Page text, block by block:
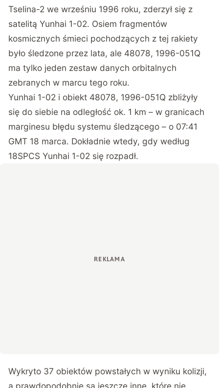
Tselina-2 we wrześniu 1996 roku, zderzył się z
satelitą Yunhai 1-02. Osiem fragmentów
kosmicznych śmieci pochodzących z tej rakiety
było śledzone przez lata, ale 48078, 1996-051Q
ma tylko jeden zestaw danych orbitalnych
zebranych w marcu tego roku.
Yunhai 1-02 i obiekt 48078, 1996-051Q zbliżyły
się do siebie na odległość ok. 1 km – w granicach
marginesu błędu systemu śledzącego – o 07:41
GMT 18 marca. Dokładnie wtedy, gdy według
18SPCS Yunhai 1-02 się rozpadł.
Wykryto 37 obiektów powstałych w wyniku kolizji,
a prawdopodobnie są jeszcze inne, które nie